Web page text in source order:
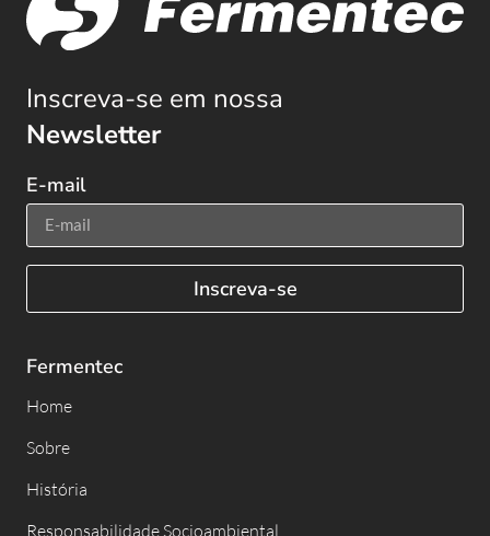
Inscreva-se em nossa
Newsletter
E-mail
Inscreva-se
Fermentec
Home
Sobre
História
Responsabilidade Socioambiental